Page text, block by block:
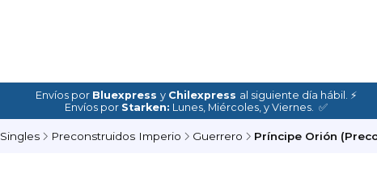
Envíos por Bluexpress y Chilexpress al siguiente día hábil. ⚡
Envíos por Starken: Lunes, Miércoles, y Viernes. ✅
Singles Preconstruidos Imperio Guerrero Príncipe Orión